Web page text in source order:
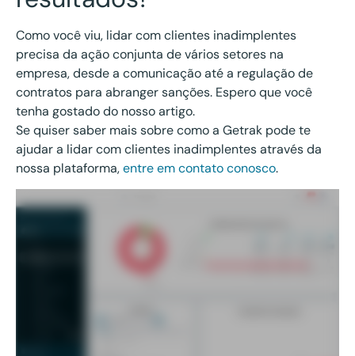
Como você viu, lidar com clientes inadimplentes
precisa da ação conjunta de vários setores na
empresa, desde a comunicação até a regulação de
contratos para abranger sanções. Espero que você
tenha gostado do nosso artigo.
Se quiser saber mais sobre como a Getrak pode te
ajudar a lidar com clientes inadimplentes através da
nossa plataforma,entre em contato conosco.